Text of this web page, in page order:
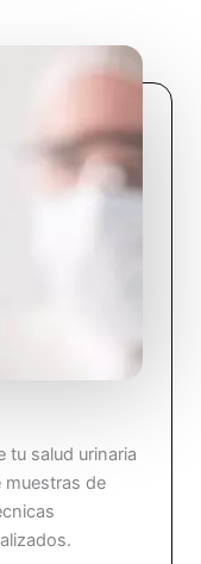
tu salud urinaria
muestras de